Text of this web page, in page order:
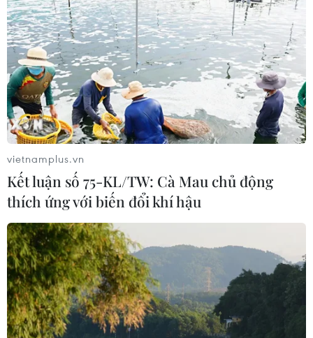
tục nỗ lực phấn đấu để trở thành một trong những Sở
Giao dịch Chứng khoán mang đẳng cấp quốc tế, đóng
góp nhiều hơn nữa vào việc phục hồi kinh tế.
vietnamplus.vn
Kết luận số 75-KL/TW: Cà Mau chủ động
thích ứng với biến đổi khí hậu